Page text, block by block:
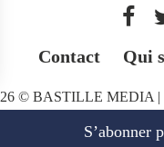
Contact Qui
© BASTILLE MEDIA |
S’abonner